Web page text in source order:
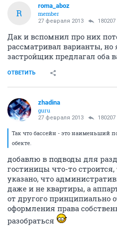
R
roma_aboz
member
27 февраля 2013 180207
Дак и вспомнил про них
рассматривал варианты, но
застройщик предлагал оба
ОТВЕТИТЬ
zhadina
guru
27 февраля 2013 180207
Так что бассейн - это наименьший
обекте.
добавлю в подводы для
гостиницы что-то строится,
указано, что
даже и не квартиры, а
от другого принципиально
оформления права
разобраться